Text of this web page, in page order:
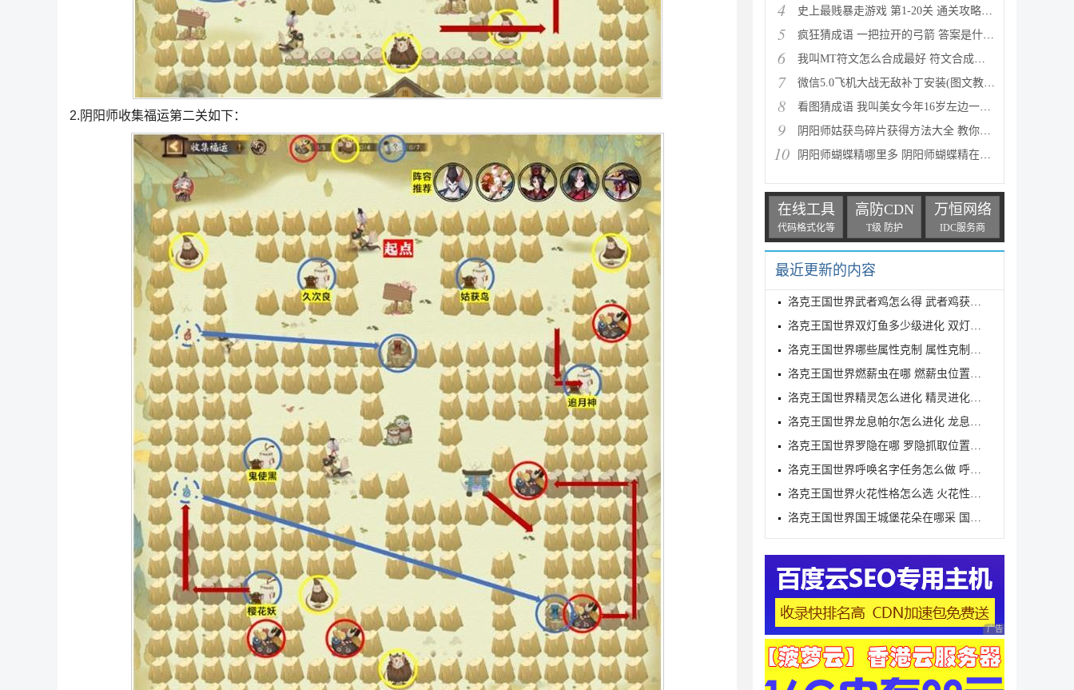
2.阴阳师收集福运第二关如下：
4 史上最贱暴走游戏 第1-20关 通关攻略(图文详解)
5 疯狂猜成语 一把拉开的弓箭 答案是什么成语
6 我叫MT符文怎么合成最好 符文合成攻略推荐
7 微信5.0飞机大战无敌补丁安装(图文教程) 高分攻略
8 看图猜成语 我叫美女今年16岁左边一个女人 答案是什么
9 阴阳师姑获鸟碎片获得方法大全 教你如何快速获得姑获
10 阴阳师蝴蝶精哪里多 阴阳师蝴蝶精在哪里刷
在线工具
代码格式化等
高防CDN
T级 防护
万恒网络
IDC服务商
最近更新的内容
洛克王国世界武者鸡怎么得 武者鸡获得方式
洛克王国世界双灯鱼多少级进化 双灯鱼进化等级介绍
洛克王国世界哪些属性克制 属性克制表分享
洛克王国世界燃薪虫在哪 燃薪虫位置详解
洛克王国世界精灵怎么进化 精灵进化方式
洛克王国世界龙息帕尔怎么进化 龙息帕尔进化介绍
洛克王国世界罗隐在哪 罗隐抓取位置分享
洛克王国世界呼唤名字任务怎么做 呼唤名字任务完成方
洛克王国世界火花性格怎么选 火花性格推荐
洛克王国世界国王城堡花朵在哪采 国王城堡全花朵采集
广告 商业广告，理性